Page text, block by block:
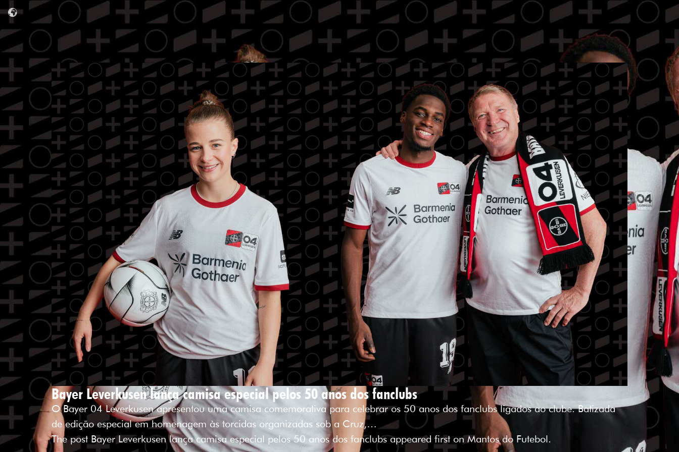
Bayer Leverkusen lança camisa especial pelos 50 anos dos fanclubs
O Bayer 04 Leverkusen apresentou uma camisa comemorativa para celebrar os 50 anos dos fanclubs ligados ao clube. Batizada
de edição especial em homenagem às torcidas organizadas sob a Cruz,…
The post Bayer Leverkusen lança camisa especial pelos 50 anos dos fanclubs appeared first on Mantos do Futebol.